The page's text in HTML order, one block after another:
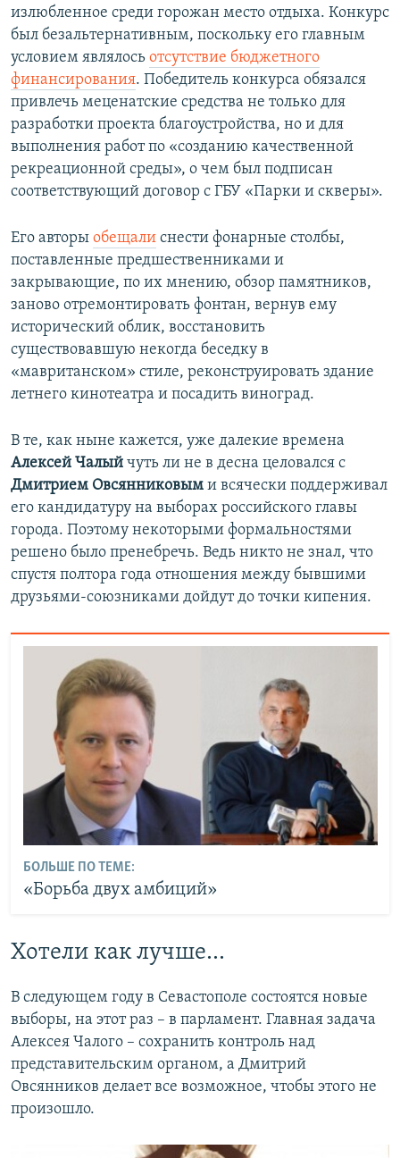
излюбленное среди горожан место отдыха. Конкурс
был безальтернативным, поскольку его главным
условием являлось отсутствие бюджетного
финансирования. Победитель конкурса обязался
привлечь меценатские средства не только для
разработки проекта благоустройства, но и для
выполнения работ по «созданию качественной
рекреационной среды», о чем был подписан
соответствующий договор с ГБУ «Парки и скверы».
Его авторы обещали снести фонарные столбы,
поставленные предшественниками и
закрывающие, по их мнению, обзор памятников,
заново отремонтировать фонтан, вернув ему
исторический облик, восстановить
существовавшую некогда беседку в
«мавританском» стиле, реконструировать здание
летнего кинотеатра и посадить виноград.
В те, как ныне кажется, уже далекие времена
Алексей Чалый чуть ли не в десна целовался с
Дмитрием Овсянниковым и всячески поддерживал
его кандидатуру на выборах российского главы
города. Поэтому некоторыми формальностями
решено было пренебречь. Ведь никто не знал, что
спустя полтора года отношения между бывшими
друзьями-союзниками дойдут до точки кипения.
БОЛЬШЕ ПО ТЕМЕ:
«Борьба двух амбиций»
Хотели как лучше…
В следующем году в Севастополе состоятся новые
выборы, на этот раз – в парламент. Главная задача
Алексея Чалого – сохранить контроль над
представительским органом, а Дмитрий
Овсянников делает все возможное, чтобы этого не
произошло.